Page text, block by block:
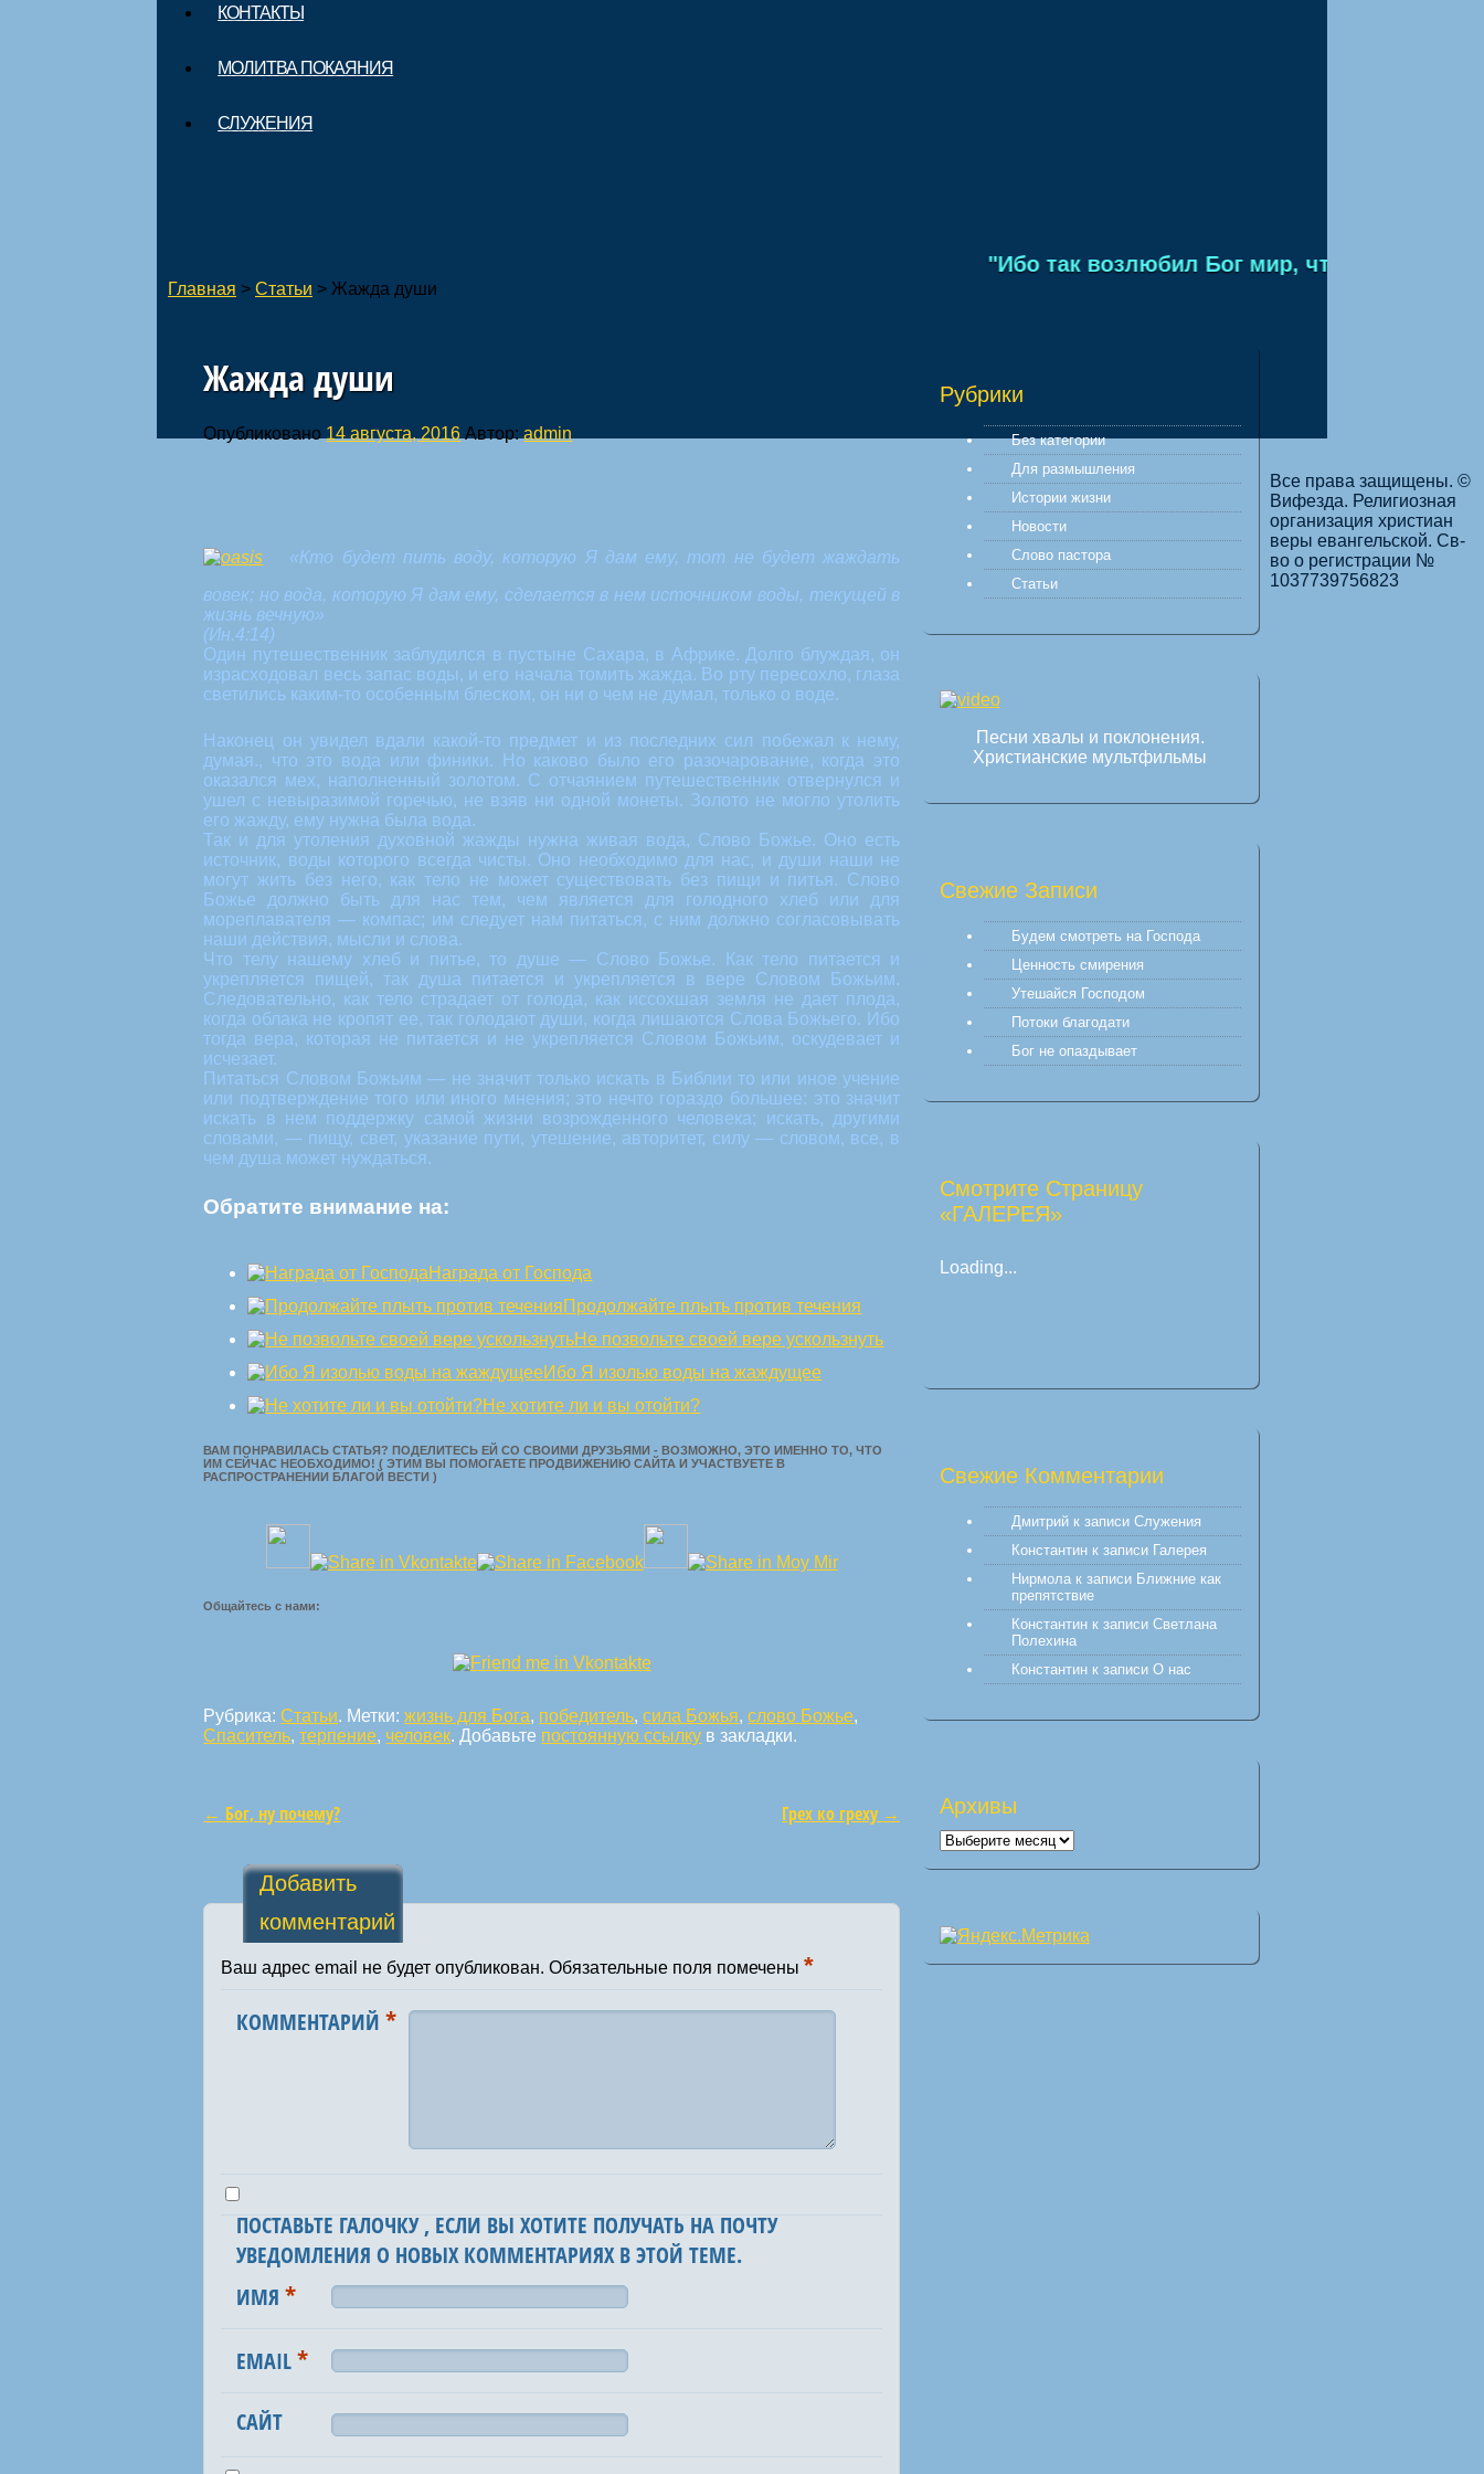
КОНТАКТЫ
МОЛИТВА ПОКАЯНИЯ
СЛУЖЕНИЯ
"Ибо так возлюбил Бог мир, что отдал Сына
Главная > Статьи > Жажда души
Жажда души
Опубликовано 14 августа, 2016 Автор:admin
«Кто будет пить воду, которую Я дам ему, тот не будет жаждать
вовек; но вода, которую Я дам ему, сделается в нем источником воды, текущей в
жизнь вечную»
(Ин.4:14)
Один путешественник заблудился в пустыне Сахара, в Африке. Долго блуждая, он
израсходовал весь запас воды, и его начала томить жажда. Во рту пересохло, глаза
светились каким-то особенным блеском, он ни о чем не думал, только о воде.
Наконец он увидел вдали какой-то предмет и из последних сил побежал к нему,
думая., что это вода или финики. Но каково было его разочарование, когда это
оказался мех, наполненный золотом. С отчаянием путешественник отвернулся и
ушел с невыразимой горечью, не взяв ни одной монеты. Золото не могло утолить
его жажду, ему нужна была вода.
Так и для утоления духовной жажды нужна живая вода, Слово Божье. Оно есть
источник, воды которого всегда чисты. Оно необходимо для нас, и души наши не
могут жить без него, как тело не может существовать без пищи и питья. Слово
Божье должно быть для нас тем, чем является для голодного хлеб или для
мореплавателя — компас; им следует нам питаться, с ним должно согласовывать
наши действия, мысли и слова.
Что телу нашему хлеб и питье, то душе — Слово Божье. Как тело питается и
укрепляется пищей, так душа питается и укрепляется в вере Словом Божьим.
Следовательно, как тело страдает от голода, как иссохшая земля не дает плода,
когда облака не кропят ее, так голодают души, когда лишаются Слова Божьего. Ибо
тогда вера, которая не питается и не укрепляется Словом Божьим, оскудевает и
исчезает.
Питаться Словом Божьим — не значит только искать в Библии то или иное учение
или подтверждение того или иного мнения; это нечто гораздо большее: это значит
искать в нем поддержку самой жизни возрожденного человека; искать, другими
словами, — пищу, свет, указание пути, утешение, авторитет, силу — словом, все, в
чем душа может нуждаться.
Обратите внимание на:
Награда от Господа
Продолжайте плыть против течения
Не позвольте своей вере ускользнуть
Ибо Я изолью воды на жаждущее
Не хотите ли и вы отойти?
ВАМ ПОНРАВИЛАСЬ СТАТЬЯ? ПОДЕЛИТЕСЬ ЕЙ СО СВОИМИ ДРУЗЬЯМИ - ВОЗМОЖНО, ЭТО ИМЕННО ТО, ЧТО
ИМ СЕЙЧАС НЕОБХОДИМО! ( ЭТИМ ВЫ ПОМОГАЕТЕ ПРОДВИЖЕНИЮ САЙТА И УЧАСТВУЕТЕ В
РАСПРОСТРАНЕНИИ БЛАГОЙ ВЕСТИ )
Общайтесь с нами:
Рубрика:Статьи. Метки:жизнь для Бога, победитель,сила Божья,слово Божье,
Спаситель,терпение, человек. Добавьте постоянную ссылку в закладки.
Навигация по статьям
← Бог, ну почему? Грех ко греху →
Добавить
комментарий
Ваш адрес email не будет опубликован. Обязательные поля помечены *
КОММЕНТАРИЙ*
ПОСТАВЬТЕ ГАЛОЧКУ , ЕСЛИ ВЫ ХОТИТЕ ПОЛУЧАТЬ НА ПОЧТУ
УВЕДОМЛЕНИЯ О НОВЫХ КОММЕНТАРИЯХ В ЭТОЙ ТЕМЕ.
ИМЯ*
EMAIL*
САЙТ
Рубрики
Без категории
Для размышления
Истории жизни
Новости
Слово пастора
Статьи
Песни хвалы и поклонения.
Христианские мультфильмы
Свежие Записи
Будем смотреть на Господа
Ценность смирения
Утешайся Господом
Потоки благодати
Бог не опаздывает
Смотрите Страницу
«ГАЛЕРЕЯ»
Loading...
Свежие Комментарии
Дмитрийк записи Служения
Константинк записи Галерея
Нирмолак записи Ближние как
препятствие
Константинк записи Светлана
Полехина
Константинк записи О нас
Архивы
Архивы
Все права защищены. ©
Вифезда. Религиозная
организация христиан
веры евангельской. Св-
во о регистрации №
1037739756823